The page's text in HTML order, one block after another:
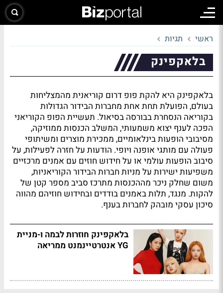
ראשי תגיות
בלאקפינק
בלאקפינק היא להקת פופ דרום קוריאנית מהמצליחות
בעולם, הפועלת תחת אחת מחברות הבידור הגדולות
בקוריאה הנסחרת בבורסה בסיאול. תעשיית הפופ הקוריאני
הפכה לענף יצוא משמעותי, המשלב הכנסות ממוזיקה,
מסיבובי הופעות בינלאומיים, ממכירת מוצרים ומשיתופי
פעולה עם מותגי אופנה ויופי. הודעות על חזרה לפעילות, על
סיבוב הופעות עולמי או על חידוש חוזים עם אמנים מרכזיים
משפיעות ישירות על מניות חברות הבידור הקוריאניות,
משום שחלק ניכר מההכנסות מתרכז סביב מספר קטן של
להקות. מנגד, תלות באמנים בודדים ובחידוש חוזיהם מהווה
סיכון עסקי מובהק לחברות בענף.
בלאקפינק חוזרות לבמה ו-מניית
YG אנטרטיינמנט ממריאה